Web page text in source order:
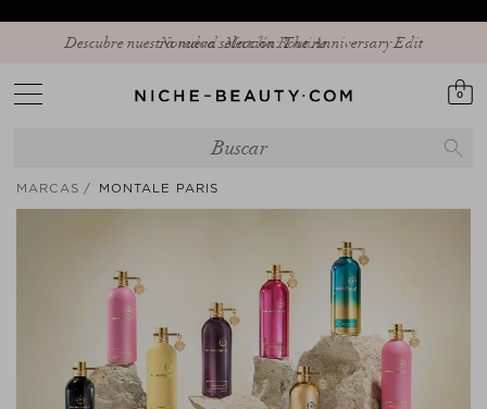
Descubre nuestra nueva selección: The Anniversary Edit
0
MARCAS MONTALE PARIS